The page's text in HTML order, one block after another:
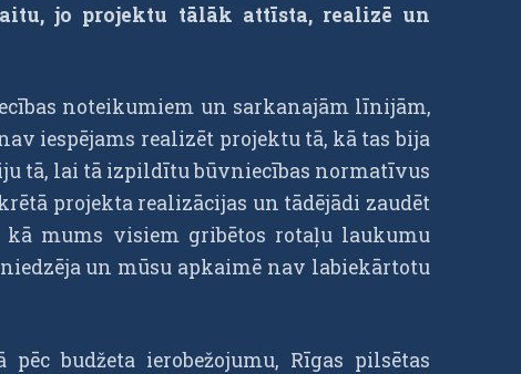
jo projektu tālāk attīsta, realizē un
noteikumiem un sarkanajām līnijām,
iespējams realizēt projektu tā, kā tas bija
tā, lai tā izpildītu būvniecības normatīvus
projekta realizācijas un tādējādi zaudēt
mums visiem gribētos rotaļu laukumu
un mūsu apkaimē nav labiekārtotu
budžeta ierobežojumu, Rīgas pilsētas